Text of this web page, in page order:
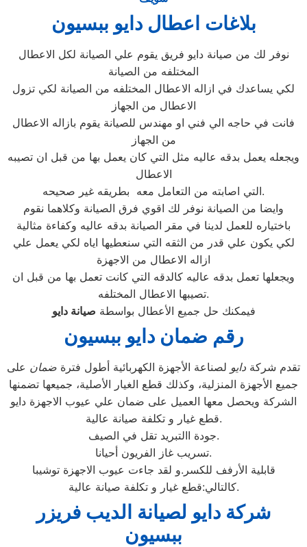
بلاغات اعطال دايو ببسيون
نوفر لك من صيانة دايو فريق يقوم علي الصيانة لكل الاعطال
المختلفه من الصيانة
لكي يساعدك في ازاله الاعطال المختلفه من الصيانة لكي تزول
الاعطال من الجهاز
فانت في حاجه الي فني او مهندس للصيانة يقوم بازاله الاعطال
من الجهاز
ويجعله يعمل بدقه عاليه مثل التي كان يعمل بها من قبل ان تصيبه
الاعطال
التي اصابته من التعامل معه بطريقه غير صحيحه.
وايضا من الصيانة نوفر لك اقوي فرق الصيانة وكلاهما نقوم
باختياره للعمل لدينا في مقر الصيانة بدقه عاليه وكفاءة مثالية
لكي يكون علي قدر من الثقه التي سنعطيها اياه لكي يعمل علي
ازاله الاعطال من الاجهزة
ويجعلها تعمل بدقه عاليه كالدقه التي كانت تعمل بها من قبل ان
تصيبها الاعطال المختلفه.
فيمكنك حل جميع الأعطال بواسطة صيانة دايو
رقم ضمان دايو ببسيون
تقدم شركة دايو لصناعة الأجهزة الكهربائية أطول فترة ضمان على
جميع الأجهزة المنزلية، وكذلك قطع الغيار الأصلية، جميعها تضمنها
الشركة ويحصل معها العميل على ضمان علي عيوب الاجهزة دايو
قطع غيار و تكلفة صيانة عالية.
جودة االتبريد تقل في الصيف.
تسريب غاز الفريون أحيانا.
قابلية الأرفف للكسر.و لقد جاءت عيوب الاجهزة توشيبا
كالتالي:قطع غيار و تكلفة صيانة عالية.
شركة دايو لصيانة الديب فريزر
ببسيون